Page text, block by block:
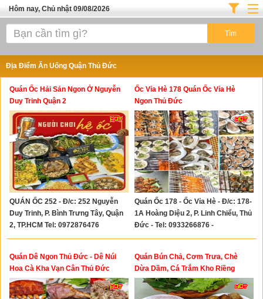
Hôm nay, Chủ nhật 09/08/2026
Trang chủ
Cafe - Kem- Trà Sữa
Bánh - Đồ Ăn Vặt
Thực Phẩm Nông Hải Sản
Top Quán Ăn Sài Gòn
Địa Điểm Ăn Uống Quận Thủ Đức
Quán Ốc Hải Sản Ngon Ở Nguyễn
Duy Trinh Quận 2
QUÁN ỐC 252 - Đ/c: 252 Nguyễn
Duy Trinh, P. Bình Trưng Tây, Quận
2, TP.HCM Tel: 0972876476
Ốc Vỉa Hè 178 Quán Ốc Vỉa Hè
Ngon Thủ Đức
Quán Ốc 178 - Ốc Vỉa Hè - Đ/c: 178-
1A Hoàng Diệu 2, P. Linh Chiểu, Thủ
Đức - Tel: 0933266876 -
0909902728
Quán Dê Ngon Thủ Đức - Dê Núi
Hoa Cà Kha Vạn Cân Thủ Đức
Quán Bún Chả, Cơm Trưa, Chè
Dừa Dầm, Cá Trắm Kho Riềng